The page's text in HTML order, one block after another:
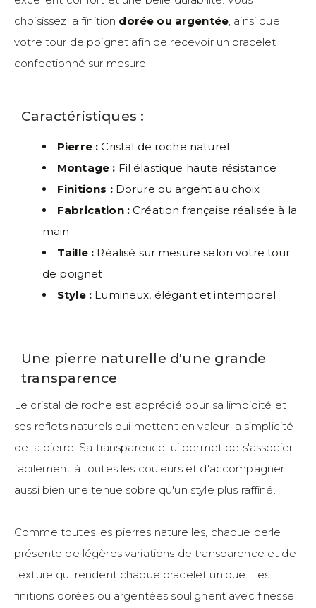
choisissez la finition dorée ou argentée , ainsi que
votre tour de poignet afin de recevoir un bracelet
confectionné sur mesure.
Caractéristiques :
Pierre : Cristal de roche naturel
Montage : Fil élastique haute résistance
Finitions :Dorure ou argent au choix
Fabrication :Création française réalisée à la
main
Taille : Réalisé sur mesure selon votre tour
de poignet
Style : Lumineux, élégant et intemporel
Une pierre naturelle d'une grande
transparence
Le cristal de roche est apprécié pour sa limpidité et
ses reflets naturels qui mettent en valeur la simplicité
de la pierre. Sa transparence lui permet de s'associer
facilement à toutes les couleurs et d'accompagner
aussi bien une tenue sobre qu'un style plus raffiné.
Comme toutes les pierres naturelles, chaque perle
présente de légères variations de transparence et de
texture qui rendent chaque bracelet unique. Les
finitions dorées ou argentées soulignent avec finesse